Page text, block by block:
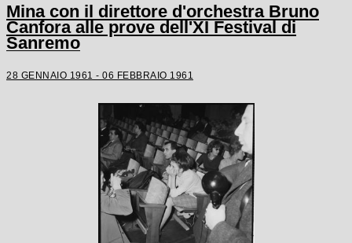
Mina con il direttore d'orchestra Bruno
Canfora alle prove dell'XI Festival di
Sanremo
28 GENNAIO 1961 - 06 FEBBRAIO 1961